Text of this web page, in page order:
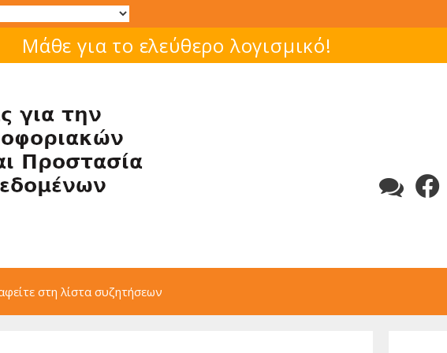
Μάθε για το ελεύθερο λογισμικό!
στη λίστα συζητήσεων